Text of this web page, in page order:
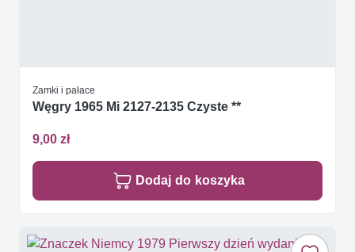
Zamki i pałace
Węgry 1965 Mi 2127-2135 Czyste **
9,00 zł
Dodaj do koszyka